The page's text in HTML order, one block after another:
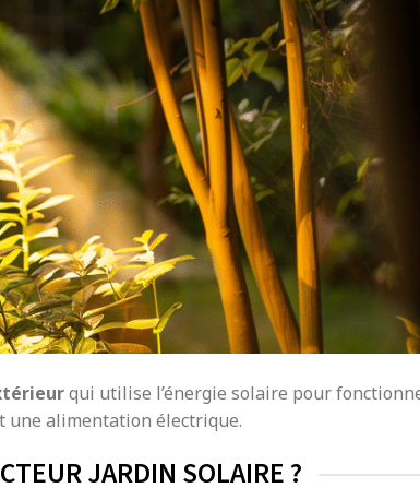
qui utilise l’énergie solaire pour
alimentation électrique.
JARDIN SOLAIRE ?